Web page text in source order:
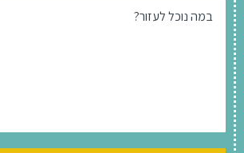
במה נוכל לעזור?